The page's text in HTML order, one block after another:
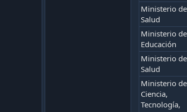
Ministerio de
Salud
Ministerio de
Educación
Ministerio de
Salud
Ministerio de
Ciencia,
Tecnología,